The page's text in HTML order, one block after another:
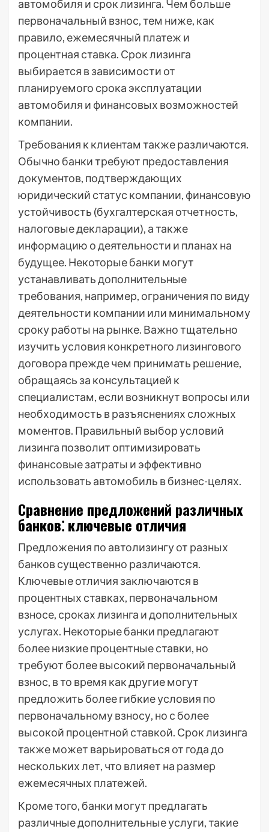
автомобиля и срок лизинга. Чем больше
первоначальный взнос, тем ниже, как
правило, ежемесячный платеж и
процентная ставка. Срок лизинга
выбирается в зависимости от
планируемого срока эксплуатации
автомобиля и финансовых возможностей
компании.
Требования к клиентам также различаются.
Обычно банки требуют предоставления
документов, подтверждающих
юридический статус компании, финансовую
устойчивость (бухгалтерская отчетность,
налоговые декларации), а также
информацию о деятельности и планах на
будущее. Некоторые банки могут
устанавливать дополнительные
требования, например, ограничения по виду
деятельности компании или минимальному
сроку работы на рынке. Важно тщательно
изучить условия конкретного лизингового
договора прежде чем принимать решение,
обращаясь за консультацией к
специалистам, если возникнут вопросы или
необходимость в разъяснениях сложных
моментов. Правильный выбор условий
лизинга позволит оптимизировать
финансовые затраты и эффективно
использовать автомобиль в бизнес-целях.
Сравнение предложений различных
банков⁚ ключевые отличия
Предложения по автолизингу от разных
банков существенно различаются.
Ключевые отличия заключаются в
процентных ставках, первоначальном
взносе, сроках лизинга и дополнительных
услугах. Некоторые банки предлагают
более низкие процентные ставки, но
требуют более высокий первоначальный
взнос, в то время как другие могут
предложить более гибкие условия по
первоначальному взносу, но с более
высокой процентной ставкой. Срок лизинга
также может варьироваться от года до
нескольких лет, что влияет на размер
ежемесячных платежей.
Кроме того, банки могут предлагать
различные дополнительные услуги, такие